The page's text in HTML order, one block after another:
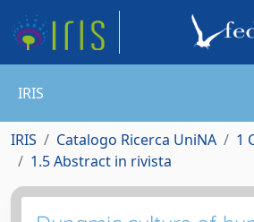
IRIS
IRIS Catalogo Ricerca UniNA
1
1.5 Abstract in rivista